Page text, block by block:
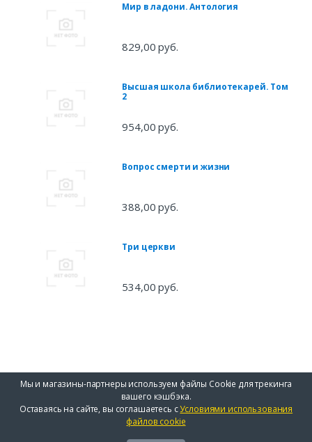
Мир в ладони. Антология
829,00 руб.
Высшая школа библиотекарей. Том
2
954,00 руб.
Вопрос смерти и жизни
388,00 руб.
Три церкви
534,00 руб.
Мы и магазины-партнеры используем файлы Cookie для трекинга
вашего кэшбэка.
Оставаясь на сайте, вы соглашаетесь сУсловиями использования
файлов cookie